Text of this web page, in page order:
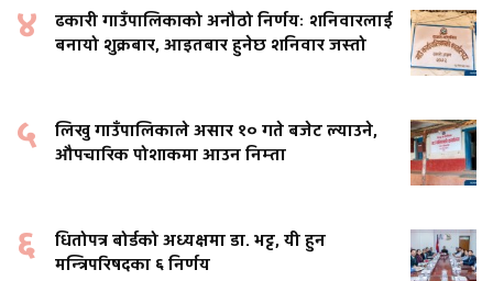
४
ढकारी गाउँपालिकाको अनौठो निर्णयः शनिवारलाई
बनायो शुक्रबार, आइतबार हुनेछ शनिवार जस्तो
५
लिखु गाउँपालिकाले असार १० गते बजेट ल्याउने,
औपचारिक पोशाकमा आउन निम्ता
६
धितोपत्र बोर्डको अध्यक्षमा डा. भट्ट, यी हुन
मन्त्रिपरिषदका ६ निर्णय